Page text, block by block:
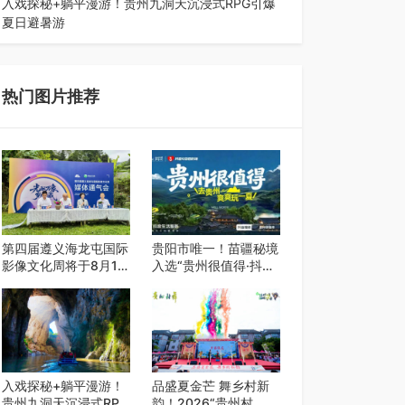
入戏探秘+躺平漫游！贵州九洞天沉浸式RPG引爆
夏日避暑游
热门图片推荐
第四届遵义海龙屯国际
影像文化周将于8月15
贵阳市唯一！苗疆秘境
入选“贵州很值得·抖音
——来贵阳，必赴一场
秘境之约
入戏探秘+躺平漫游！
品盛夏金芒 舞乡村新